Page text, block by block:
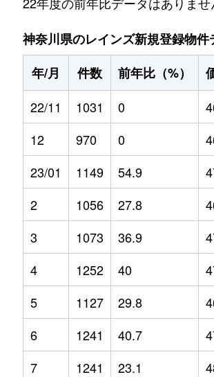
神奈川県のレインズ新規登録物
年/月
件数 前年比（%）
22/11
1031 0
12
970 0
23/01
1149 54.9
2
1056 27.8
3
1073 36.9
4
1252 40
5
1127 29.8
6
1241 40.7
7
1241 23.1